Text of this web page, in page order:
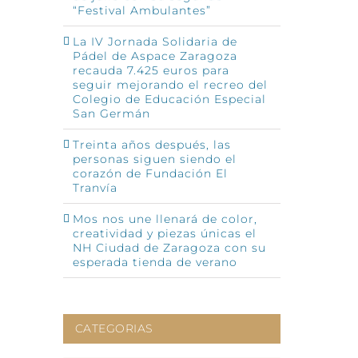
“Festival Ambulantes”
La IV Jornada Solidaria de
Pádel de Aspace Zaragoza
recauda 7.425 euros para
seguir mejorando el recreo del
Colegio de Educación Especial
San Germán
Treinta años después, las
personas siguen siendo el
corazón de Fundación El
Tranvía
Mos nos une llenará de color,
creatividad y piezas únicas el
NH Ciudad de Zaragoza con su
esperada tienda de verano
CATEGORIAS